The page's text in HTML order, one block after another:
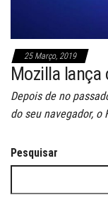
25 Março, 2019
Mozilla lança
Depois de no
do seu navegador, o
Pesquisar